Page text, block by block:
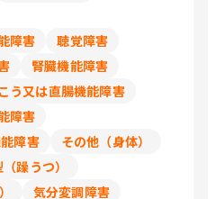
障害
聴覚障害
腎臓機能障害
う又は直腸機能障害
障害
障害
その他（身体）
躁うつ）
気分変調障害